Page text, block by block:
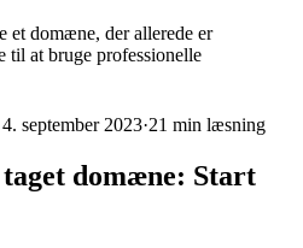
et domæne, der allerede er
til at bruge professionelle
september 2023·21 min læsning
domæne: Start